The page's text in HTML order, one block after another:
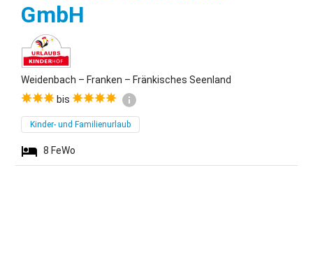
GmbH
Weidenbach – Franken – Fränkisches Seenland
bis
Kinder- und Familienurlaub
8 FeWo